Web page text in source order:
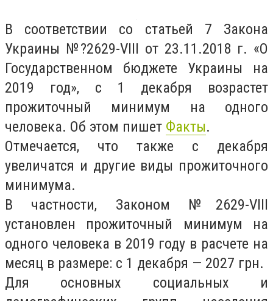
В соответствии со статьей 7 Закона
Украины №?2629-VIII от 23.11.2018 г. «О
Государственном бюджете Украины на
2019 год», с 1 декабря возрастет
прожиточный минимум на одного
человека. Об этом пишет Факты.
Отмечается, что также с декабря
увеличатся и другие виды прожиточного
минимума.
В частности, Законом №2629-VIII
установлен прожиточный минимум на
одного человека в 2019 году в расчете на
месяц в размере: с 1 декабря — 2027 грн.
Для основных социальных и